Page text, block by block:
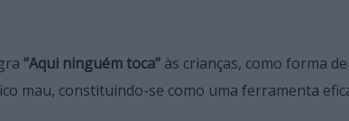
“Aqui ninguém toca” às crianças, como forma
mau, constituindo-se como uma ferramenta